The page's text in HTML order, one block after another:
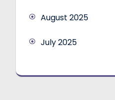
August 2025
July 2025